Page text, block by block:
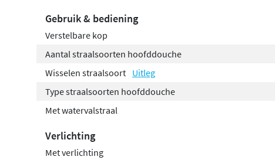
Gebruik & bediening
Verstelbare kop
Aantal straalsoorten hoofddouche
Wisselen straalsoort Uitleg
Type straalsoorten hoofddouche
Met watervalstraal
Verlichting
Met verlichting